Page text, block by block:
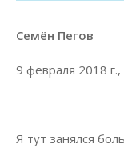
Семён Пегов
9 февраля 2018 г.,
Я тут занялся